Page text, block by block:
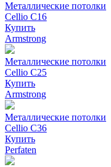
Металлические потолки
Cellio C16
Купить
Armstrong
Металлические потолки
Cellio C25
Купить
Armstrong
Металлические потолки
Cellio C36
Купить
Perfaten